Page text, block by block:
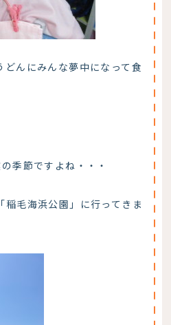
どんにみんな夢中になって食
季節ですよね・・・
毛海浜公園」に行ってきま